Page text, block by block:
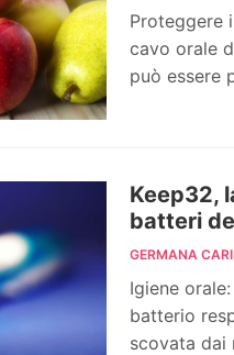
Proteggere
cavo orale
può essere
Keep32,
batteri
GERMANA
Igiene
batterio
scovata dai